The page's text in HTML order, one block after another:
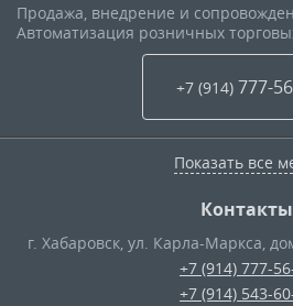
Продажа, внедрение и
Автоматизация розничных
+7 (914) 777-
Показать все
Контакты
г. Хабаровск, ул. Карла-Маркса,
+7 (914) 777-
+7 (914) 543-